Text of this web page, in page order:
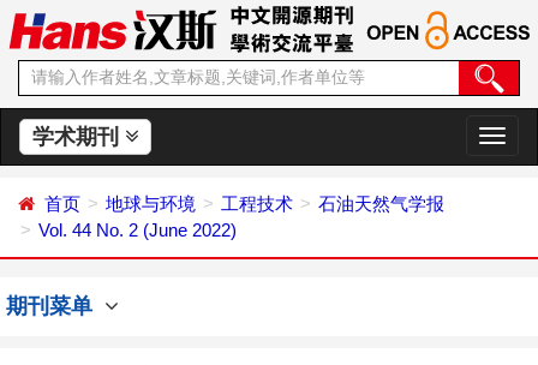
学术期刊
切
换
首页 地球与环境 工程技术
石油天然气学报
Vol. 44 No. 2 (June 2022)
期刊菜单